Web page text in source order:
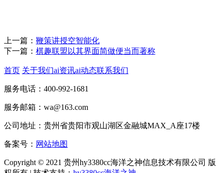
上一篇： 鞭策讲授空智能化
下一篇： 棋趣联盟以其界面简做便当而著称
首页 关于我们ai资讯ai动态联系我们
服务电话：400-992-1681
服务邮箱：wa@163.com
公司地址：贵州省贵阳市观山湖区金融城MAX_A座17楼
备案号： 网站地图
Copyright © 2021 贵州hy3380cc海洋之神信息技术有限公司 版